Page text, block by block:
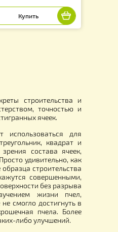
Декристаллизатор для
930.00грн.